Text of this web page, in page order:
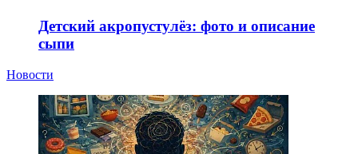
Детский акропустулёз: фото и описание
сыпи
Новости